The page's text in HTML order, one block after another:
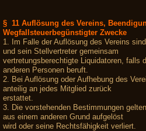
§ 11 Auflösung des Vereins,
Wegfallsteuerbegünstigter Zwecke
1. Im Falle der Auflösung des Vereins
und sein Stellvertreter gemeinsam
vertretungsberechtigte Liquidatoren, falls
anderen Personen beruft.
2. Bei Auflösung oder Aufhebung des
anteilig an jedes Mitglied zurück
erstattet.
3. Die vorstehenden Bestimmungen
aus einem anderen Grund aufgelöst
wird oder seine Rechtsfähigkeit verliert.